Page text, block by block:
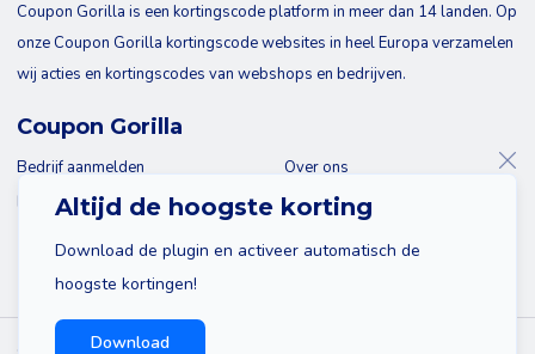
Altijd de hoogste korting
Download de plugin en activeer automatisch de
hoogste kortingen!
Download
Coupon Gorilla is een kortingscode platform in meer dan 14 landen. Op
onze Coupon Gorilla kortingscode websites in heel Europa verzamelen
wij acties en kortingscodes van webshops en bedrijven.
Coupon Gorilla
Bedrijf aanmelden
Blog
Over ons
Contact